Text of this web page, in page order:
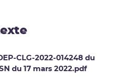
CLG-2022-014248 du
du 17 mars 2022.pdf